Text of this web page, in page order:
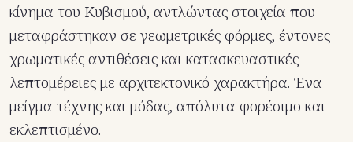
κίνημα του Κυβισμού, αντλώντας στοιχεία που
μεταφράστηκαν σε γεωμετρικές φόρμες, έντονες
χρωματικές αντιθέσεις και κατασκευαστικές
λεπτομέρειες με αρχιτεκτονικό χαρακτήρα. Ένα
μείγμα τέχνης και μόδας, απόλυτα φορέσιμο και
εκλεπτισμένο.